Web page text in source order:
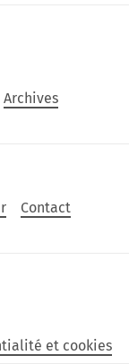
Archives
Contact
et cookies